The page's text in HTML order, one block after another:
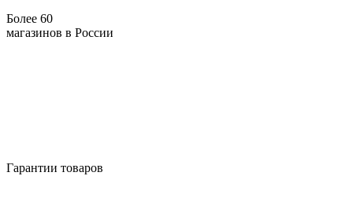
Более 60
магазинов в России
Гарантии товаров